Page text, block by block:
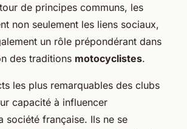
de principes communs, les
non seulement les liens sociaux,
un rôle prépondérant dans
des traditions motocyclistes.
les plus remarquables des clubs
capacité à influencer
société française. Ils ne se